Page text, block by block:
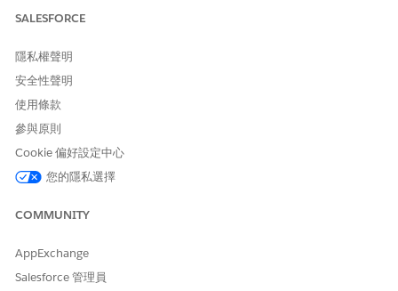
在「傳訊設定」中,Agentforce Orchestrator 是直接套用至您現有
傳訊管道的路由類型。當您選取此路由類型時,增強型聊天管道的傳
入流量會傳送至您的協調流程組態。
進入「設定」,在「快速尋找」方塊中輸入
取「
按一下「新增管道
在「管道類型」下拉式清單中,選取「
在「路由」區段中,按一下「
在出現的 Agentforce Orchestrator 對應欄位中,選取您建立的
儲存管道。
SALESFORCE
隱私權聲明
安全性聲明
使用條款
參與原則
Cookie 偏好設定中心
您的隱私選擇
COMMUNITY
AppExchange
Salesforce 管理員